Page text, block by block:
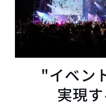
"イベン
実現